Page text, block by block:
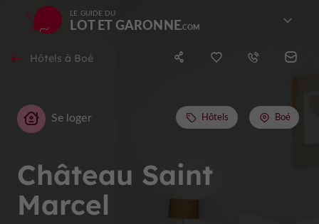
LE GUIDE DU
LOT ET GARONNE
Hôtels à Boé
Château Saint
Marcel
Se loger Hôtels Boé